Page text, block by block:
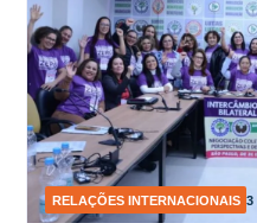
RELAÇÕES INTERNACIONAIS 3